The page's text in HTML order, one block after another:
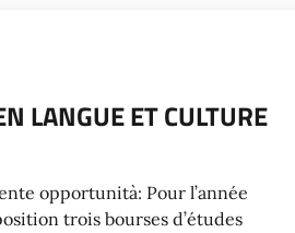
LANGUE ET CULTURE
opportunità: Pour l’année
trois bourses d’études